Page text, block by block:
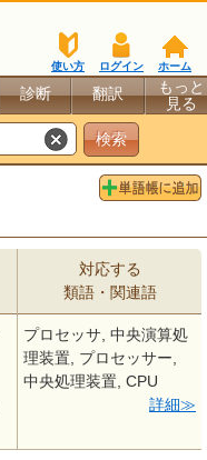
ホーム
ログイン
使い方
診断 翻訳
もっと
見る
対応する
類語・関連語
プロセッサ, 中央演算処
理装置, プロセッサー,
中央処理装置, CPU
詳細